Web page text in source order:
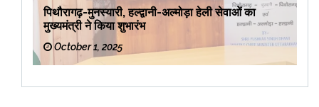
पिथौरागढ़-मुनस्यारी, हल्द्वानी-अल्मोड़ा हेली सेवाओं का
मुख्यमंत्री ने किया शुभारंभ
October 1, 2025